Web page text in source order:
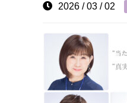
2026 / 03 / 02